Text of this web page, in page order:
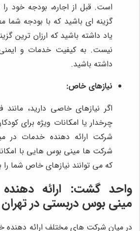
است. قبل از اجاره، بودجه خود را
گزینه ای باشید که با بودجه شما
یاد داشته باشید که ارزان ترین
نیست. به کیفیت خدمات و
داشته باشید.
نیازهای خاص:
اگر نیازهای خاصی دارید، مانند
چرخدار یا امکانات ویژه برای
شرکت ارائه دهنده خدمات در
شرکت ها مینی بوس هایی با
که می توانند نیازهای خاص شما را
واحد گشت: ارائه
مینی بوس دربستی در تهران
در میان شرکت های مختلف ارائه دهنده